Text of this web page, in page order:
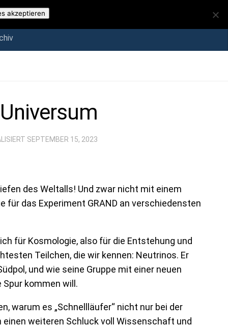
SEPTEMBER 15, 2023
des Weltalls! Und zwar nicht mit einem
für das Experiment GRAND an verschiedensten
für Kosmologie, also für die Entstehung und
Teilchen, die wir kennen: Neutrinos. Er
und wie seine Gruppe mit einer neuen
kommen will.
warum es „Schnellläufer“ nicht nur bei der
weiteren Schluck voll Wissenschaft und
akzeptieren